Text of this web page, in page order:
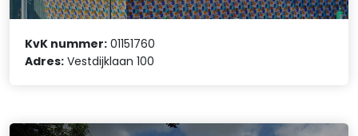
KvK nummer: 01151760
Adres: Vestdijklaan 100